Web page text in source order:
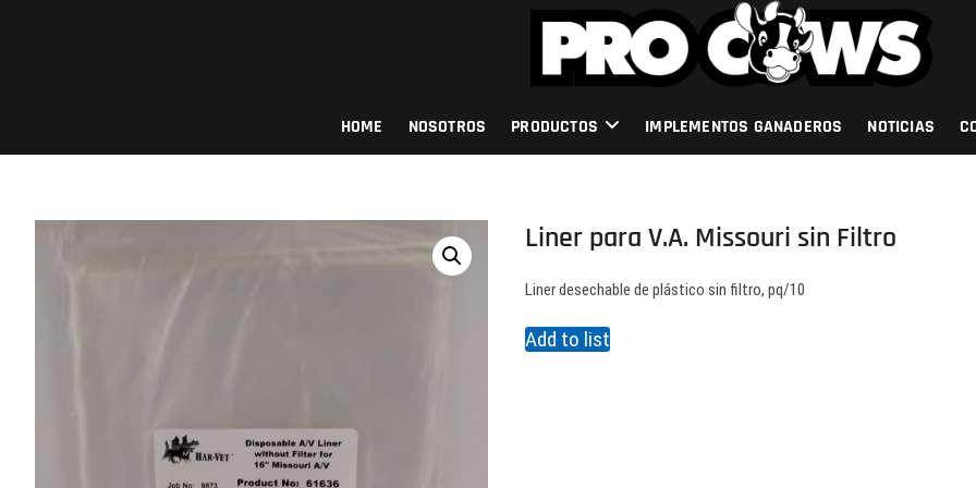
HOME NOSOTROS PRODUCTOS IMPLEMENTOS GANADEROS NOTICIAS
Liner para V.A. Missouri sin Filtro
Liner desechable de plástico sin filtro, pq/10
Add to list